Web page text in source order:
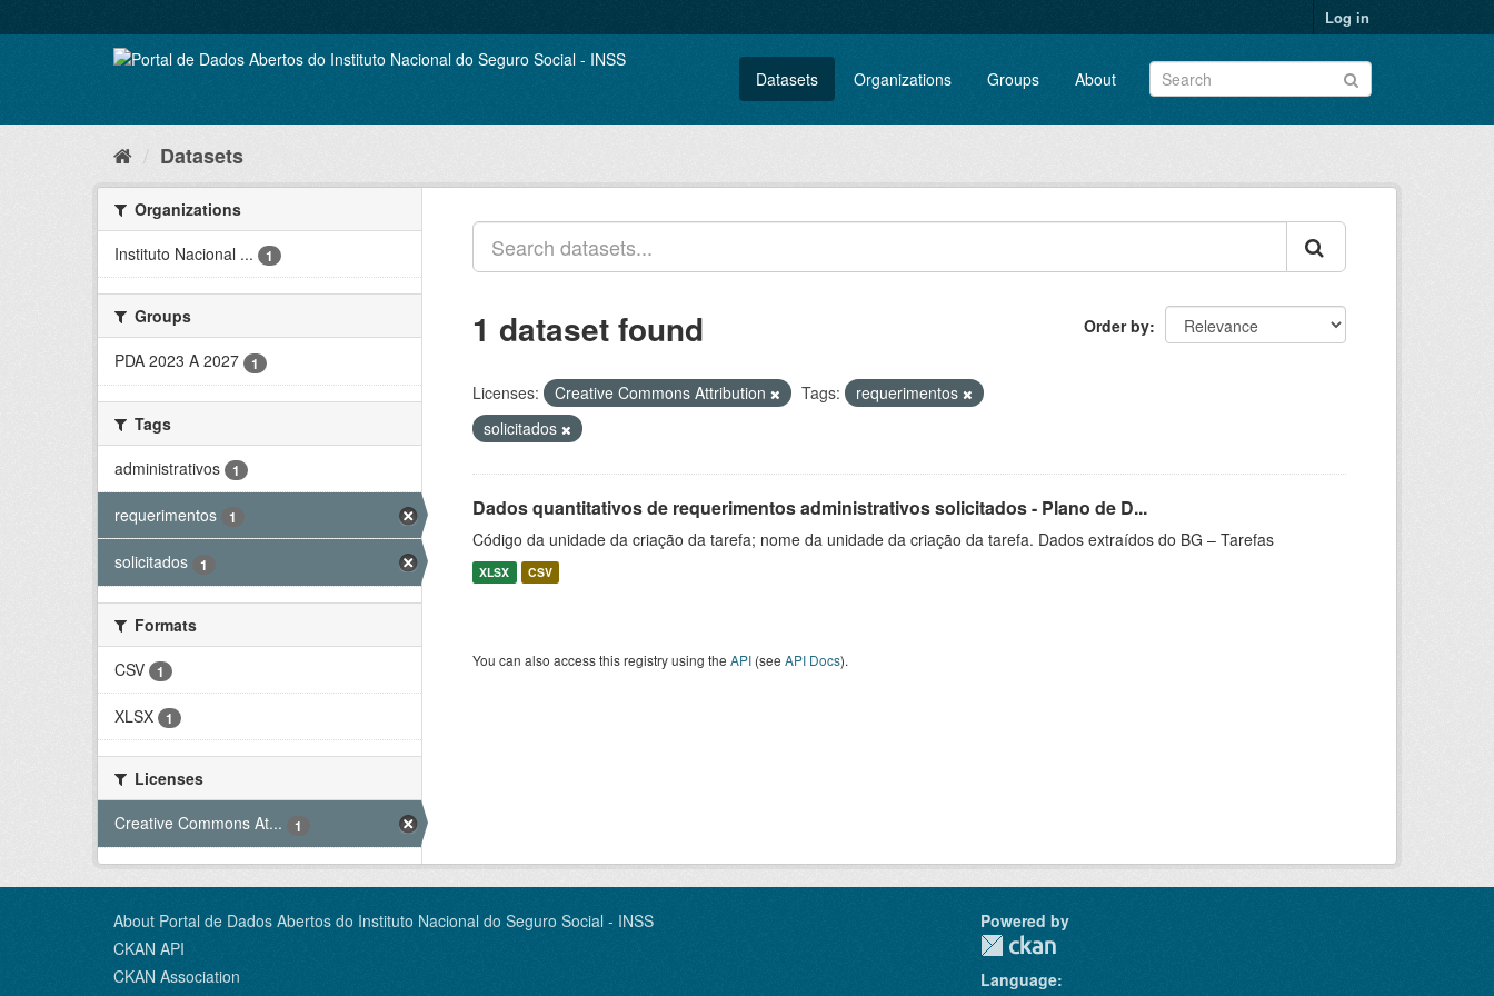
to
Log in
Datasets Organizations Groups About
Datasets
Organizations
Instituto Nacional ...
1
Groups
PDA 2023 A 2027
1
Tags
administrativos
1
requerimentos 1
solicitados 1
Formats
CSV
1
XLSX 1
Licenses
Creative Commons At...
1
Order by
1 dataset found
Licenses: Creative Commons Attribution Tags:
requerimentos
solicitados
Dados quantitativos de requerimentos administrativos solicitados - Plano de D...
Código da unidade da criação da tarefa; nome da unidade da criação da tarefa. Dados extraídos do BG – Tarefas
XLSX CSV
You can also access this registry using the API (see API Docs).
About Portal de Dados Abertos do Instituto Nacional do Seguro Social - INSS
CKAN API
CKAN Association
Powered by
Language